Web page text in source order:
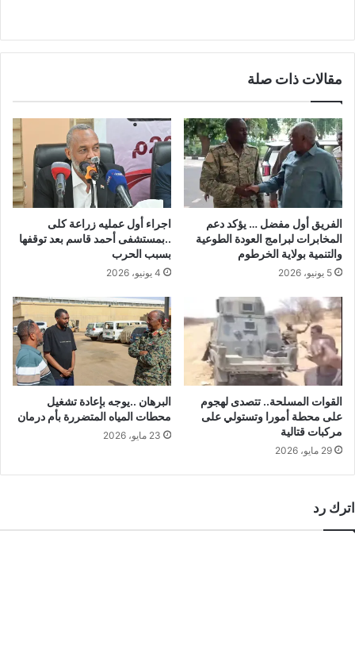
مقالات ذات صلة
الفريق أول مفضل … يؤكد دعم
المخابرات لبرامج العودة الطوعية
والتنمية بولاية الخرطوم
5 يونيو، 2026
اجراء أول عمليه زراعة كلى
..بمستشفى أحمد قاسم بعد توقفها
بسبب الحرب
4 يونيو، 2026
القوات المسلحة.. تتصدى لهجوم
على محطة أمورا وتستولي على
مركبات قتالية
29 مايو، 2026
البرهان ..يوجه بإعادة تشغيل
محطات المياه المتضررة بأم درمان
23 مايو، 2026
اترك رد